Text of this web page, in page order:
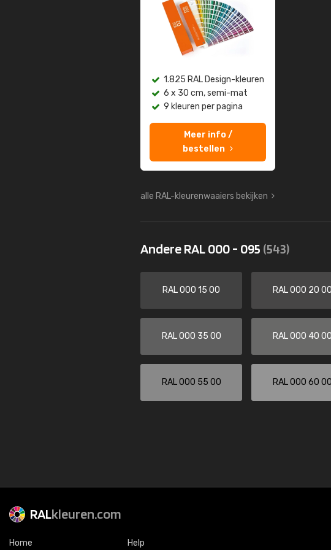
1.825 RAL Design-kleuren
6 x 30 cm, semi-mat
9 kleuren per pagina
Meer info /
bestellen
alle RAL-kleurenwaaiers bekijken
Andere RAL 000 - 095 (543)
RAL 000 15 00 RAL 000 20 00
RAL 000 35 00 RAL 000 40 00
RAL 000 55 00 RAL 000 60 00
RALkleuren.com
Home Help